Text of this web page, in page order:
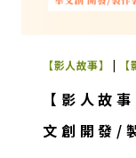
【影人故事】 |
【影人故
文創開發/